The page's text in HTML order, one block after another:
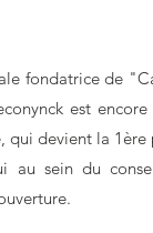
fondatrice de
est
devient la
au sein du